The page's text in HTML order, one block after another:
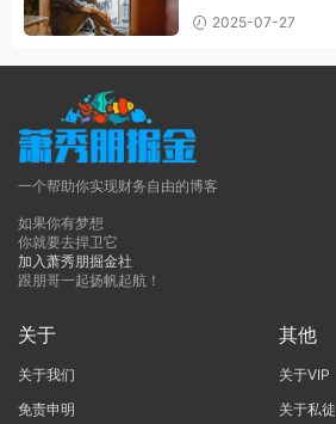
2025-07-27
一个帮助你实现财务自由的博客
如果你有梦想
你就要去捍卫它
加入萧秀朋掘金社
跟朋哥一起扬帆起航！
关于
关于我们
免责申明
其他
关于VIP
关于私徒